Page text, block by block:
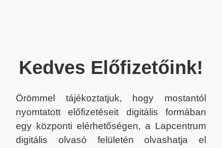
Kedves Előfizetőink!
Örömmel tájékoztatjuk, hogy mostantól
nyomtatott előfizetéseit digitális formában
egy központi elérhetőségen, a Lapcentrum
digitális olvasó felületén olvashatja el